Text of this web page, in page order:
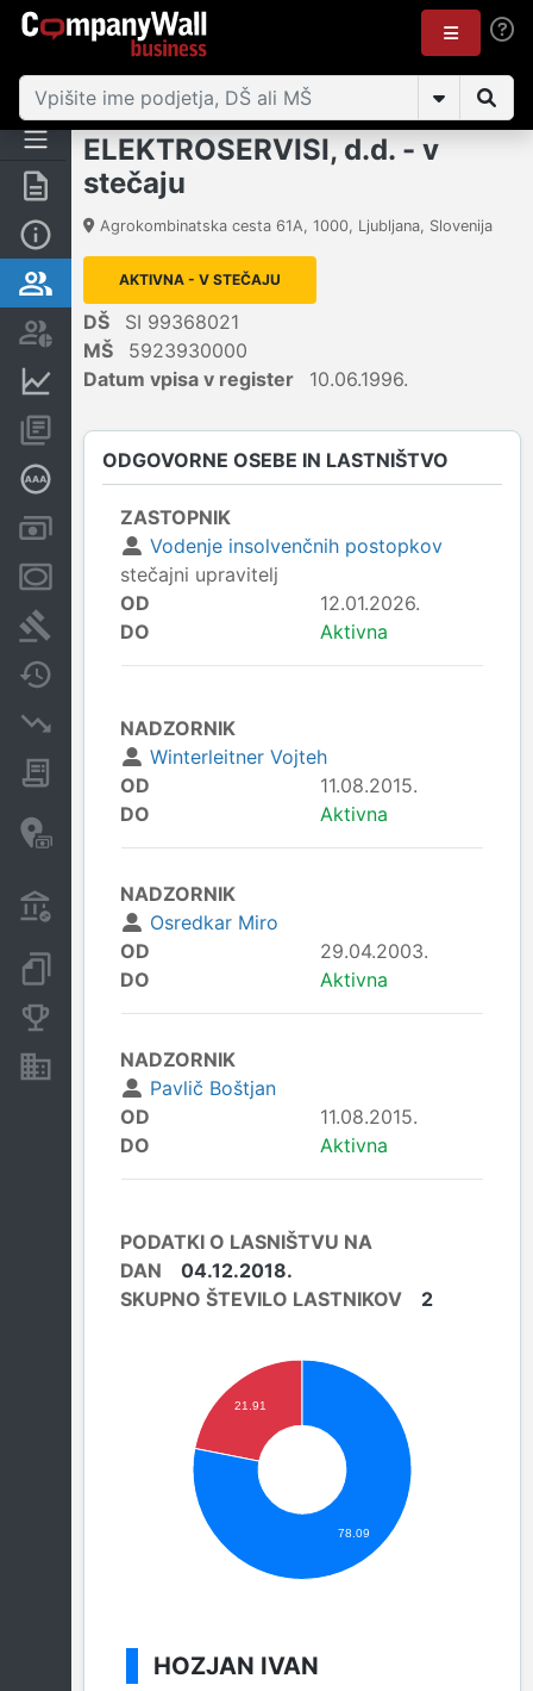
Povzetek
Osnovni podatki
Odgovorne osebe in lastništvo
Delniška knjiga
Finančni podatki
Konsolidirani podatki
Računi in blokade
Zastavne pravice
Sodni postopki
Insolvenčni postopki
Javna naročila
Davčne oaze in sumljive
transakcije
Transakcije iz državnega
proračuna
Dokumenti in objave
Konkurenčna podjetja
Nepremičnine in sredstva
ELEKTROSERVISI, d.d. - v
stečaju
Agrokombinatska cesta 61A, 1000, Ljubljana, Slovenija
AKTIVNA - V STEČAJU
DŠ
SI 99368021
MŠ
5923930000
Datum vpisa v register
10.06.1996.
ODGOVORNE OSEBE IN LASTNIŠTVO
ZASTOPNIK
Vodenje insolvenčnih postopkov
stečajni upravitelj
OD
12.01.2026.
DO
Aktivna
NADZORNIK
Winterleitner Vojteh
OD
11.08.2015.
DO
Aktivna
NADZORNIK
Osredkar Miro
OD
29.04.2003.
DO
Aktivna
NADZORNIK
Pavlič Boštjan
OD
11.08.2015.
DO
Aktivna
PODATKI O LASNIŠTVU NA
DAN
04.12.2018.
SKUPNO ŠTEVILO LASTNIKOV
2
HOZJAN IVAN
21.91
78.09